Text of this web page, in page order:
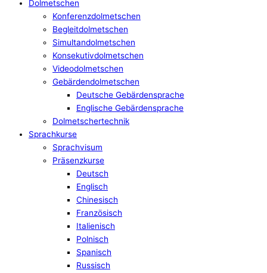
Dolmetschen
Konferenzdolmetschen
Begleitdolmetschen
Simultandolmetschen
Konsekutivdolmetschen
Videodolmetschen
Gebärdendolmetschen
Deutsche Gebärdensprache
Englische Gebärdensprache
Dolmetschertechnik
Sprachkurse
Sprachvisum
Präsenzkurse
Deutsch
Englisch
Chinesisch
Französisch
Italienisch
Polnisch
Spanisch
Russisch